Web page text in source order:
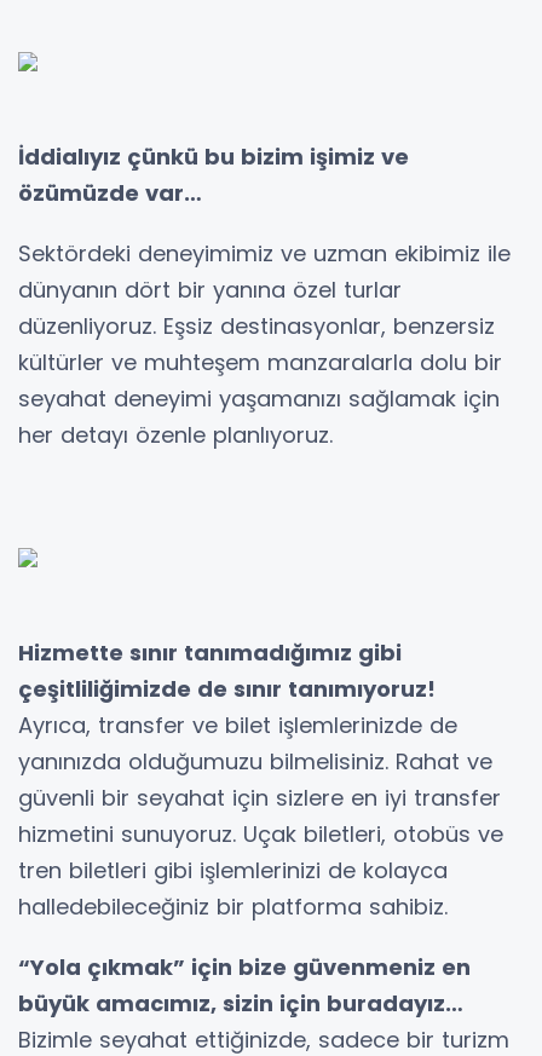
İddialıyız çünkü bu bizim işimiz ve
özümüzde var…
Sektördeki deneyimimiz ve uzman ekibimiz ile
dünyanın dört bir yanına özel turlar
düzenliyoruz. Eşsiz destinasyonlar, benzersiz
kültürler ve muhteşem manzaralarla dolu bir
seyahat deneyimi yaşamanızı sağlamak için
her detayı özenle planlıyoruz.
Hizmette sınır tanımadığımız gibi
çeşitliliğimizde de sınır tanımıyoruz!
Ayrıca, transfer ve bilet işlemlerinizde de
yanınızda olduğumuzu bilmelisiniz. Rahat ve
güvenli bir seyahat için sizlere en iyi transfer
hizmetini sunuyoruz. Uçak biletleri, otobüs ve
tren biletleri gibi işlemlerinizi de kolayca
halledebileceğiniz bir platforma sahibiz.
“Yola çıkmak” için bize güvenmeniz en
büyük amacımız, sizin için buradayız…
Bizimle seyahat ettiğinizde, sadece bir turizm